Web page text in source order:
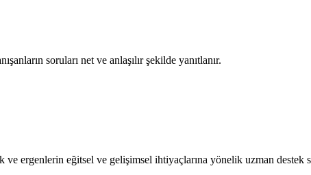
soruları net ve anlaşılır şekilde yanıtlanır.
ergenlerin eğitsel ve gelişimsel ihtiyaçlarına yönelik uzman destek